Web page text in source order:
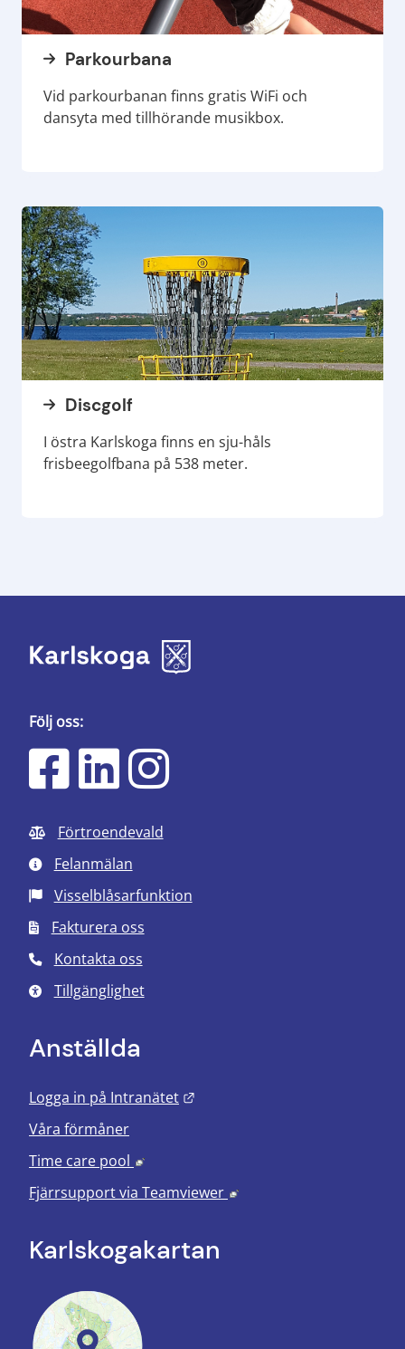
Parkourbana
Vid parkourbanan finns gratis WiFi och
dansyta med tillhörande musikbox.
Discgolf
I östra Karlskoga finns en sju-håls
frisbeegolfbana på 538 meter.
Följ oss:
Förtroendevald
Felanmälan
Visselblåsarfunktion
Fakturera oss
Kontakta oss
Tillgänglighet
Anställda
Logga in på Intranätet
Våra förmåner
Time care pool
Länk till annan webbplats, öppnas i
Fjärrsupport via Teamviewer Länk till annan
Karlskoga­kartan